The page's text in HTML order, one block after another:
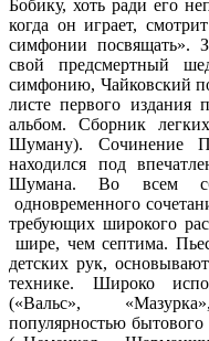
Бобику, хоть ради его
когда он играет,
симфонии посвящать».
свой предсмертный
симфонию, Чайковский
листе первого издания
альбом. Сборник
Шуману). Сочинение
находился под
Шумана. Во всем
одновременного
требующих широкого
шире, чем септима.
детских рук,
технике. Широко
(«Вальс»,
популярностью